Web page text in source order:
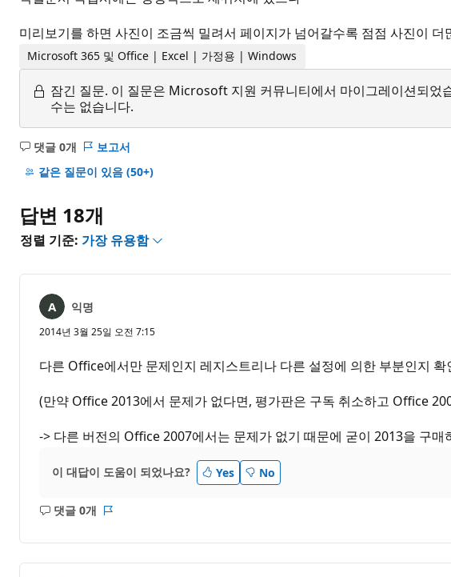
미리보기를 하면 사진이 조금씩 밀려서 페이지가 넘어갈수록 점점 사진이 더
Microsoft 365 및 Office | Excel | 가정용 | Windows
잠긴 질문. 이 질문은 Microsoft 지원 커뮤니티에서 마이그레이션되었
수는 없습니다.
댓글 0개
설
명
음
보고서
같은 질문이 있음 (50+)
답변 18개
정렬 기준: 가장 유용함
익명
2014년 3월 25일 오전 7:15
다른 Office에서만 문제인지 레지스트리나 다른 설정에 의한 부분인지
(만약 Office 2013에서 문제가 없다면, 평가판은 구독 취소하고 Office
-> 다른 버전의 Office 2007에서는 문제가 없기 때문에 굳이 2013을 구매
이 대답이 도움이 되었나요? Yes No
댓글 0개
설
음